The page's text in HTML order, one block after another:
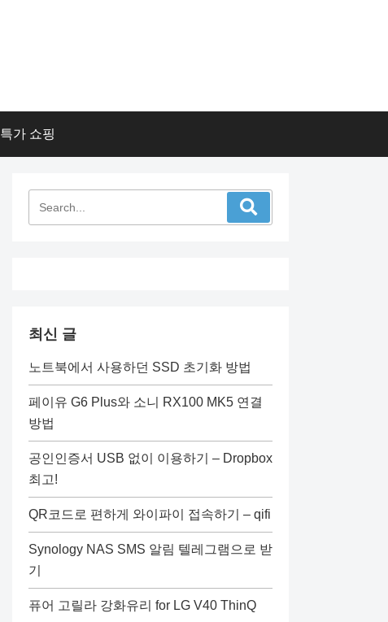
특가 쇼핑
최신 글
노트북에서 사용하던 SSD 초기화 방법
페이유 G6 Plus와 소니 RX100 MK5 연결
방법
공인인증서 USB 없이 이용하기 – Dropbox
최고!
QR코드로 편하게 와이파이 접속하기 – qifi
Synology NAS SMS 알림 텔레그램으로 받
기
퓨어 고릴라 강화유리 for LG V40 ThinQ